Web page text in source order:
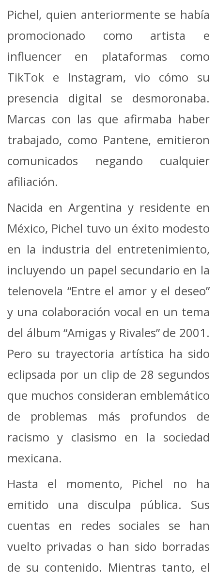
Pichel, quien anteriormente se había
promocionado como artista e
influencer en plataformas como
TikTok e Instagram, vio cómo su
presencia digital se desmoronaba.
Marcas con las que afirmaba haber
trabajado, como Pantene, emitieron
comunicados negando cualquier
afiliación.
Nacida en Argentina y residente en
México, Pichel tuvo un éxito modesto
en la industria del entretenimiento,
incluyendo un papel secundario en la
telenovela “Entre el amor y el deseo”
y una colaboración vocal en un tema
del álbum “Amigas y Rivales” de 2001.
Pero su trayectoria artística ha sido
eclipsada por un clip de 28 segundos
que muchos consideran emblemático
de problemas más profundos de
racismo y clasismo en la sociedad
mexicana.
Hasta el momento, Pichel no ha
emitido una disculpa pública. Sus
cuentas en redes sociales se han
vuelto privadas o han sido borradas
de su contenido. Mientras tanto, el